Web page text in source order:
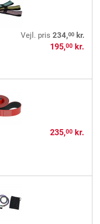
Vejl. pris 234,00kr.
195,00kr.
235,00kr.